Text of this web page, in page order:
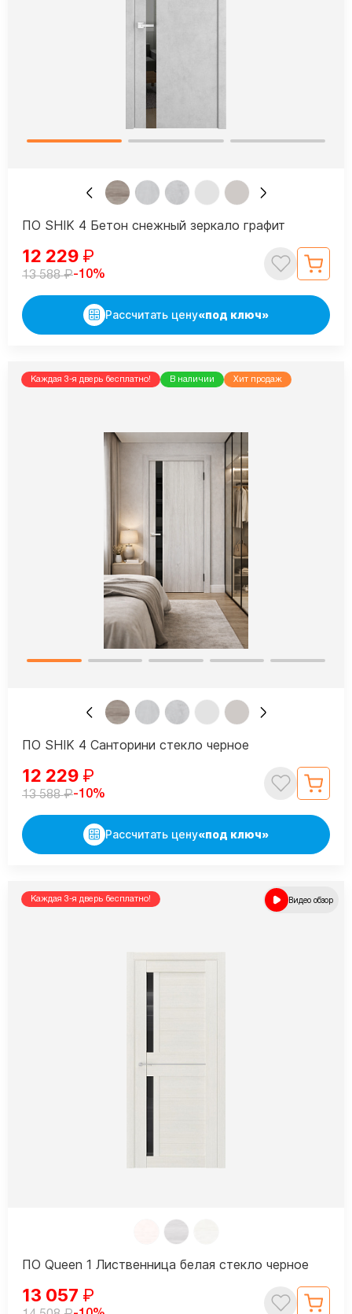
ПО SHIK 4 Бетон снежный зеркало графит
12 229 ₽
13 588₽-10%
Рассчитать цену«под ключ»
Каждая 3-я дверь бесплатно! В наличии Хит продаж
ПО SHIK 4 Санторини стекло черное
12 229 ₽
13 588₽-10%
Рассчитать цену«под ключ»
Каждая 3-я дверь бесплатно! Видео обзор
ПО Queen 1 Лиственница белая стекло черное
13 057 ₽